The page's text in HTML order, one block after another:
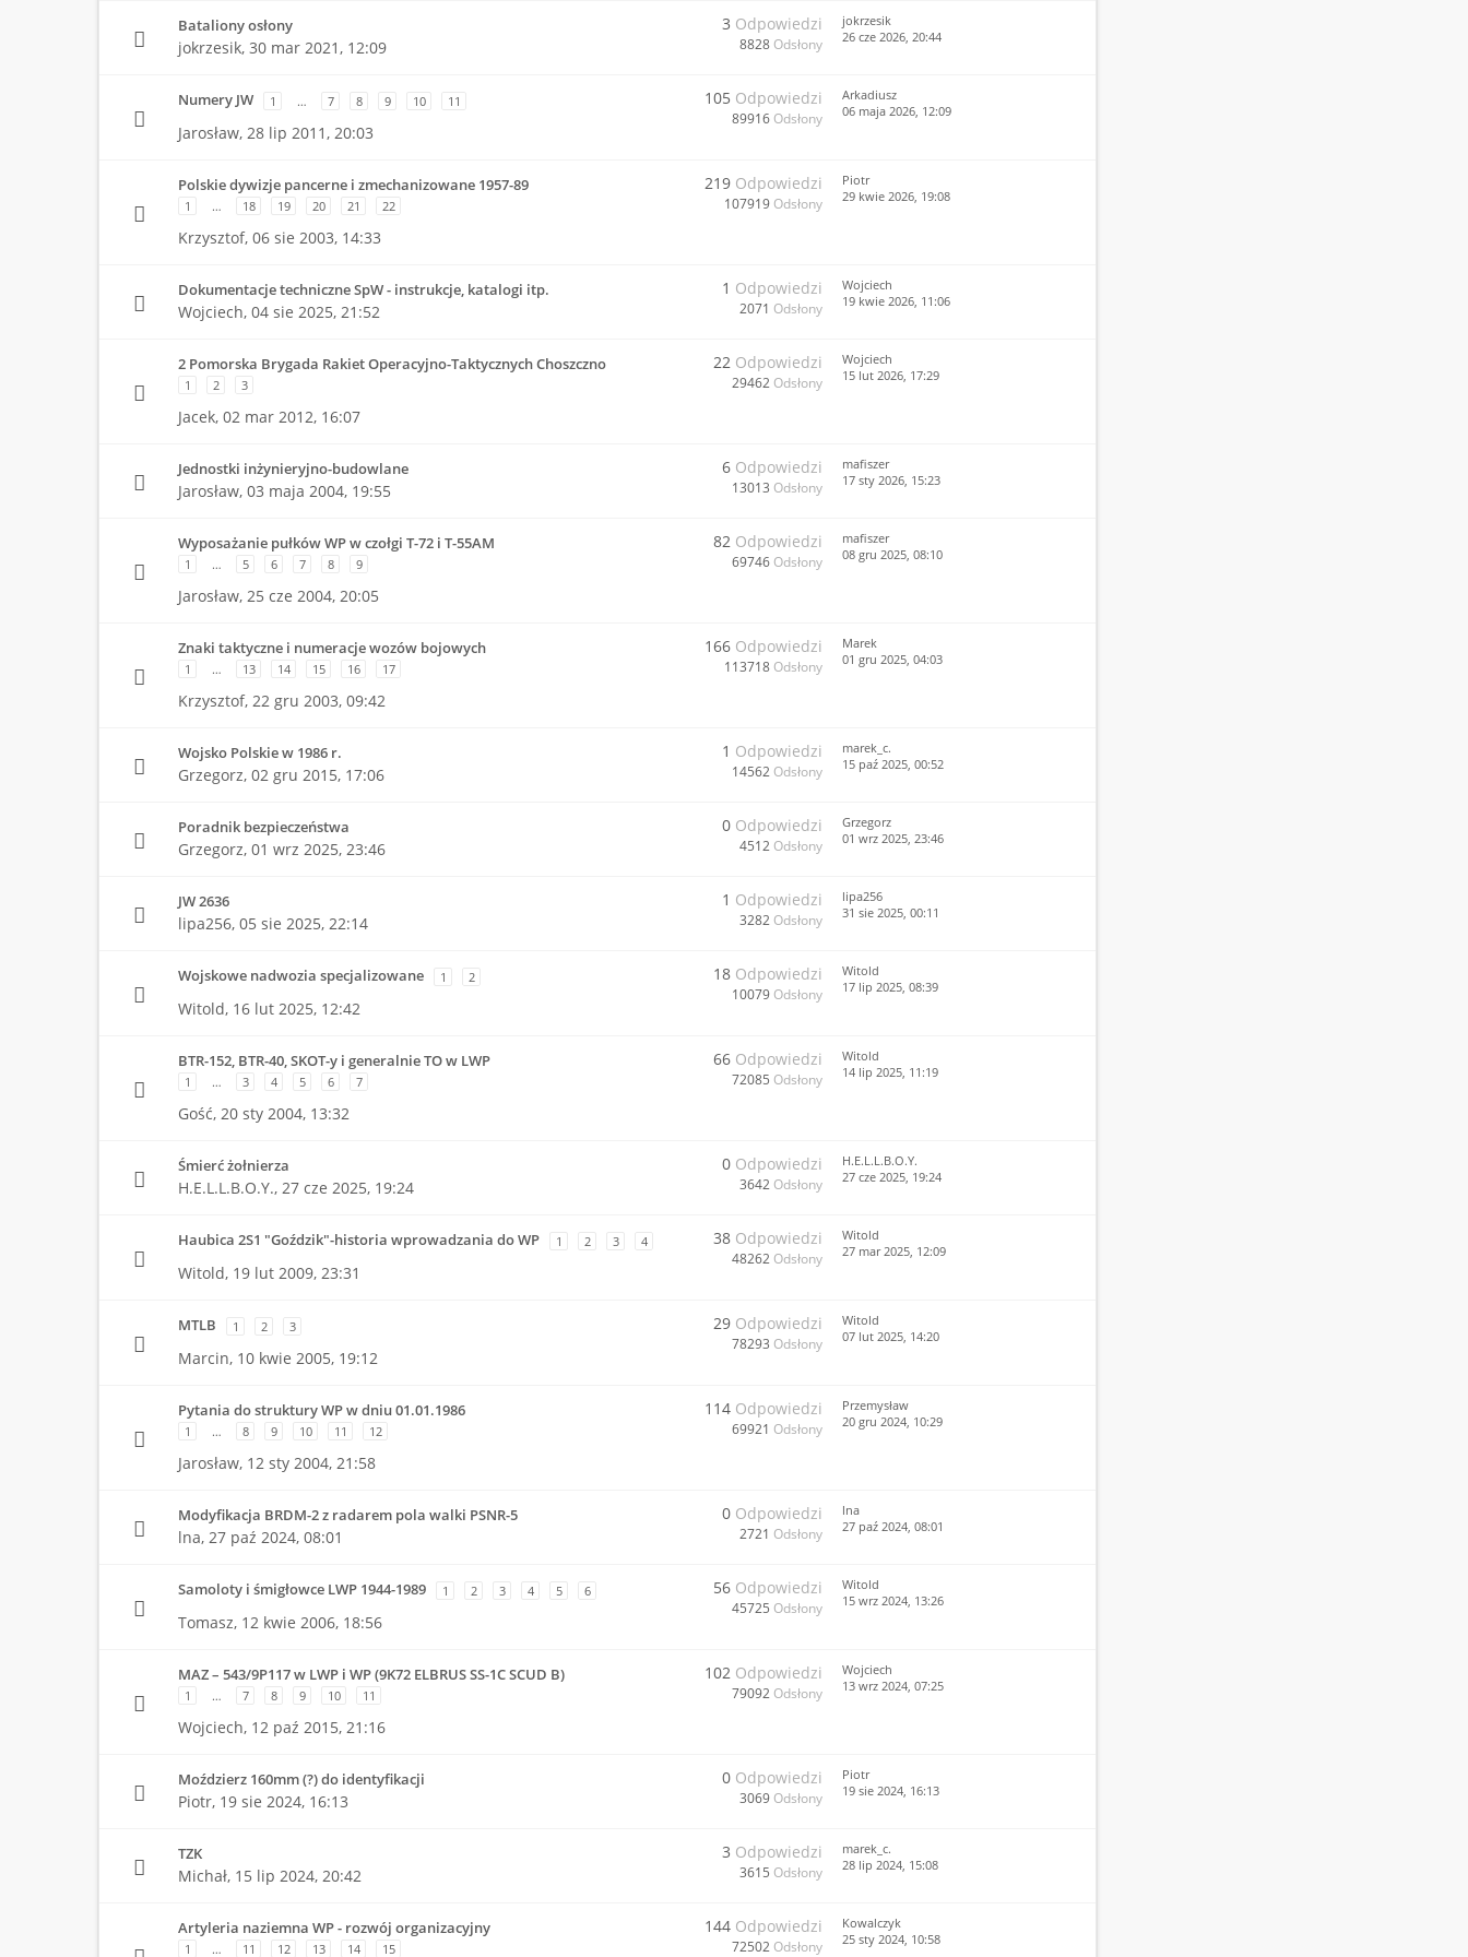
Bataliony osłony
jokrzesik, 30 mar 2021, 12:09
3 Odpowiedzi
8828 Odsłony
jokrzesik
26 cze 2026, 20:44
Numery JW 1 … 7 8 9 10 11
Jarosław, 28 lip 2011, 20:03
105 Odpowiedzi
89916 Odsłony
Arkadiusz
06 maja 2026, 12:09
Polskie dywizje pancerne i zmechanizowane 1957-89
1 … 18 19 20 21 22
Krzysztof, 06 sie 2003, 14:33
219 Odpowiedzi
107919 Odsłony
Piotr
29 kwie 2026, 19:08
Dokumentacje techniczne SpW - instrukcje, katalogi itp.
Wojciech, 04 sie 2025, 21:52
1 Odpowiedzi
2071 Odsłony
Wojciech
19 kwie 2026, 11:06
2 Pomorska Brygada Rakiet Operacyjno-Taktycznych Choszczno
1 2 3
Jacek, 02 mar 2012, 16:07
22 Odpowiedzi
29462 Odsłony
Wojciech
15 lut 2026, 17:29
Jednostki inżynieryjno-budowlane
Jarosław, 03 maja 2004, 19:55
6 Odpowiedzi
13013 Odsłony
mafiszer
17 sty 2026, 15:23
Wyposażanie pułków WP w czołgi T-72 i T-55AM
1 … 5 6 7 8 9
Jarosław, 25 cze 2004, 20:05
82 Odpowiedzi
69746 Odsłony
mafiszer
08 gru 2025, 08:10
Znaki taktyczne i numeracje wozów bojowych
1 … 13 14 15 16 17
Krzysztof, 22 gru 2003, 09:42
166 Odpowiedzi
113718 Odsłony
Marek
01 gru 2025, 04:03
Wojsko Polskie w 1986 r.
Grzegorz, 02 gru 2015, 17:06
1 Odpowiedzi
14562 Odsłony
marek_c.
15 paź 2025, 00:52
Poradnik bezpieczeństwa
Grzegorz, 01 wrz 2025, 23:46
0 Odpowiedzi
4512 Odsłony
Grzegorz
01 wrz 2025, 23:46
JW 2636
lipa256, 05 sie 2025, 22:14
1 Odpowiedzi
3282 Odsłony
lipa256
31 sie 2025, 00:11
Wojskowe nadwozia specjalizowane 1 2
Witold, 16 lut 2025, 12:42
18 Odpowiedzi
10079 Odsłony
Witold
17 lip 2025, 08:39
BTR-152, BTR-40, SKOT-y i generalnie TO w LWP
1 … 3 4 5 6 7
Gość, 20 sty 2004, 13:32
66 Odpowiedzi
72085 Odsłony
Witold
14 lip 2025, 11:19
Śmierć żołnierza
H.E.L.L.B.O.Y., 27 cze 2025, 19:24
0 Odpowiedzi
3642 Odsłony
H.E.L.L.B.O.Y.
27 cze 2025, 19:24
Haubica 2S1 "Goździk"-historia wprowadzania do WP 1 2 3 4
Witold, 19 lut 2009, 23:31
38 Odpowiedzi
48262 Odsłony
Witold
27 mar 2025, 12:09
MTLB 1 2 3
Marcin, 10 kwie 2005, 19:12
29 Odpowiedzi
78293 Odsłony
Witold
07 lut 2025, 14:20
Pytania do struktury WP w dniu 01.01.1986
1 … 8 9 10 11 12
Jarosław, 12 sty 2004, 21:58
114 Odpowiedzi
69921 Odsłony
Przemysław
20 gru 2024, 10:29
Modyfikacja BRDM-2 z radarem pola walki PSNR-5
lna, 27 paź 2024, 08:01
0 Odpowiedzi
2721 Odsłony
lna
27 paź 2024, 08:01
Samoloty i śmigłowce LWP 1944-1989 1 2 3 4 5 6
Tomasz, 12 kwie 2006, 18:56
56 Odpowiedzi
45725 Odsłony
Witold
15 wrz 2024, 13:26
MAZ – 543/9P117 w LWP i WP (9K72 ELBRUS SS-1C SCUD B)
1 … 7 8 9 10 11
Wojciech, 12 paź 2015, 21:16
102 Odpowiedzi
79092 Odsłony
Wojciech
13 wrz 2024, 07:25
Moździerz 160mm (?) do identyfikacji
Piotr, 19 sie 2024, 16:13
0 Odpowiedzi
3069 Odsłony
Piotr
19 sie 2024, 16:13
TZK
Michał, 15 lip 2024, 20:42
3 Odpowiedzi
3615 Odsłony
marek_c.
28 lip 2024, 15:08
Artyleria naziemna WP - rozwój organizacyjny
1 … 11 12 13 14 15
144 Odpowiedzi
72502 Odsłony
Kowalczyk
25 sty 2024, 10:58